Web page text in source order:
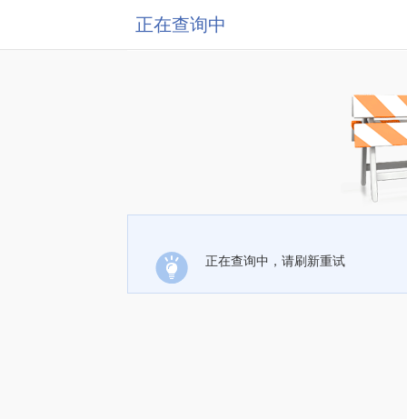
正在查询中
正在查询中，请刷新重试